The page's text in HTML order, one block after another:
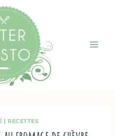
| RECETTES